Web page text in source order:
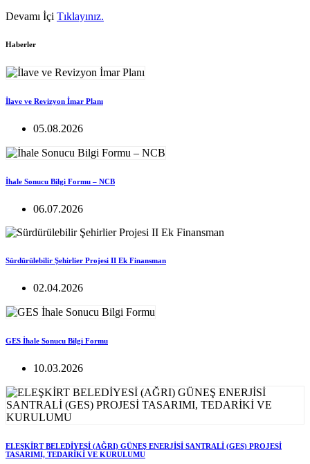
Devamı İçi Tıklayınız.
Haberler
İlave ve Revizyon İmar Planı
05.08.2026
İhale Sonucu Bilgi Formu – NCB
06.07.2026
Sürdürülebilir Şehirlier Projesi II Ek Finansman
02.04.2026
GES İhale Sonucu Bilgi Formu
10.03.2026
ELEŞKİRT BELEDİYESİ (AĞRI) GÜNEŞ ENERJİSİ SANTRALİ (GES) PROJESİ
TASARIMI, TEDARİKİ VE KURULUMU